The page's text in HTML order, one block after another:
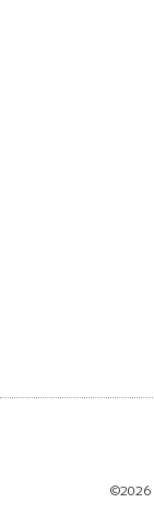
©2026